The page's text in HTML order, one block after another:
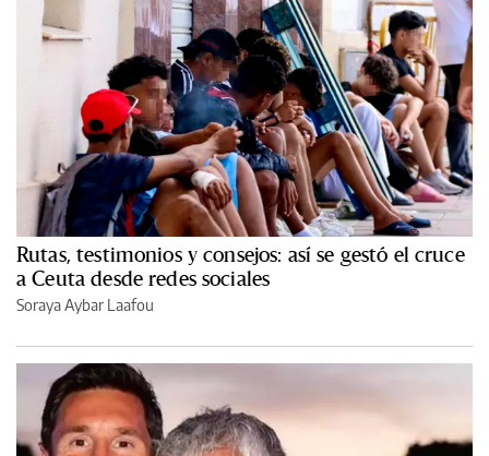
Rutas, testimonios y consejos: así se gestó el cruce
a Ceuta desde redes sociales
Soraya Aybar Laafou